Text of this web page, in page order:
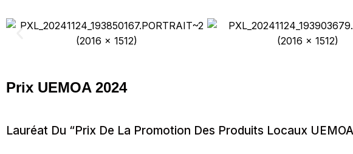
Prix UEMOA 2024
Lauréat Du “Prix De La Promotion Des Produits Locaux UEMOA